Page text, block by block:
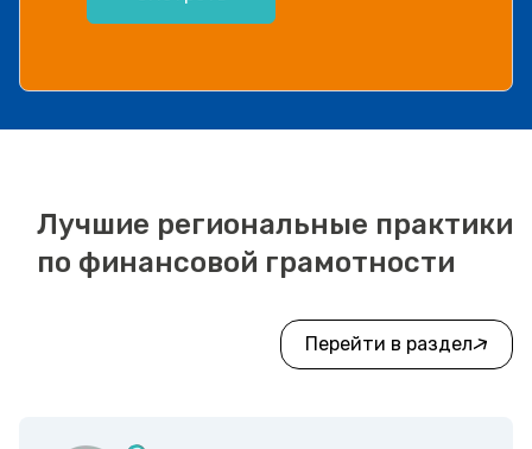
Лучшие региональные практики
по финансовой грамотности
Перейти в раздел